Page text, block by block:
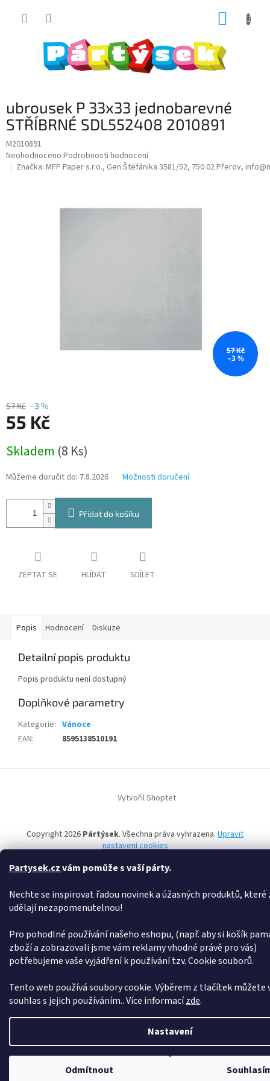
Partysek.czvám pomůže s vaší párty.
Nechte se inspirovat řadou novinek a úžasných produktů, které
udělají nezapomenutelnou!
Pro pohodlné používání našeho eshopu, (např. aby si košík
zboží a zobrazovali jsme vám reklamy vhodné právě pro vás)
potřebujeme vaše vyjádření k používání tzv. Cookie souborů.
Tento web používá soubory cookie. Výběrem z tlačítek můžete
souhlas s jejich používáním.. Více informacízde.
Nastavení
Odmítnout
Dovolená od 6. 7. do 10. 7. 2026. Objednávky přijímáme bez omezení, expedice
ubrousek P 33x33 jednobarevné
STŘÍBRNÉ SDL552408 2010891
M2010891
Průměrné
hodnocení
Neohodnoceno Podrobnosti hodnocení
Značka: MFP Paper s.r.o., Gen.Štefánika 3581/52, 750 02 Přerov,
57 Kč
–3 %
57 Kč –3 %
55 Kč
cena:
Skladem (8 Ks)
Můžeme doručit do: 7.8.2026 Možnosti doručení
Přidat do košíku
ZEPTAT SE HLÍDAT SDÍLET
Popis Hodnocení Diskuze
Detailní popis produktu
Popis produktu není dostupný
Doplňkové parametry
Kategorie: Vánoce
EAN: 8595138510191
Vytvořil Shoptet
Copyright 2026 Pártýsek. Všechna práva vyhrazena. Upravit
nastavení cookies